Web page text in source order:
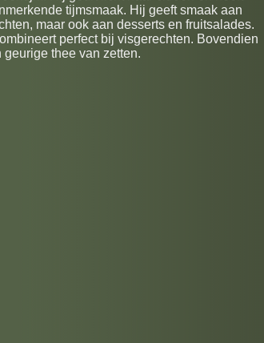
tijmsmaak. Hij geeft smaak aan
maar ook aan desserts en fruitsalades.
perfect bij visgerechten. Bovendien
geurige thee van zetten.